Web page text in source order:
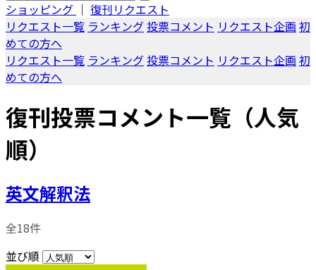
ショッピング ｜ 復刊リクエスト
リクエスト一覧 ランキング投票コメント リクエスト企画 初
めての方へ
リクエスト一覧 ランキング投票コメント リクエスト企画 初
めての方へ
復刊投票コメント一覧（人気
順）
英文解釈法
全18件
並び順